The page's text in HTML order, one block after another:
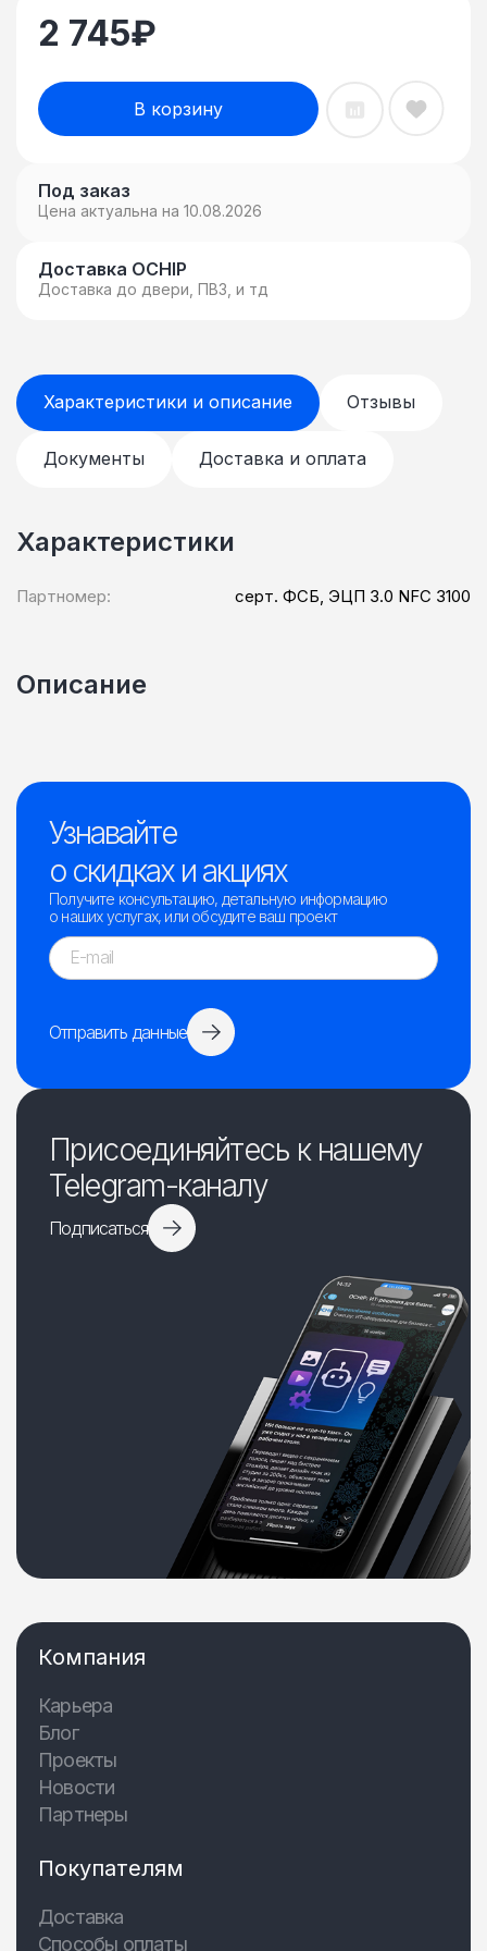
2 745₽
В корзину
Под заказ
Цена актуальна на 10.08.2026
Доставка OCHIP
Доставка до двери, ПВЗ, и тд
Характеристики и описание Отзывы
Документы Доставка и оплата
Характеристики
Партномер: серт. ФСБ, ЭЦП 3.0 NFC 3100
Описание
Узнавайте
о скидках и акциях
Получите консультацию, детальную информацию
о наших услугах, или обсудите ваш проект
Отправить данные
Присоединяйтесь к нашему
Telegram-каналу
Подписаться
Компания
Карьера
Блог
Проекты
Новости
Партнеры
Покупателям
Доставка
Способы оплаты